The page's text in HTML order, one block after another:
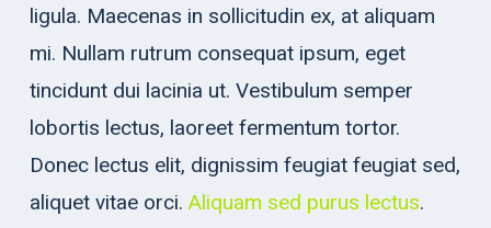
ligula. Maecenas in sollicitudin ex, at aliquam
mi. Nullam rutrum consequat ipsum, eget
tincidunt dui lacinia ut. Vestibulum semper
lobortis lectus, laoreet fermentum tortor.
Donec lectus elit, dignissim feugiat feugiat sed,
aliquet vitae orci. Aliquam sed purus lectus.